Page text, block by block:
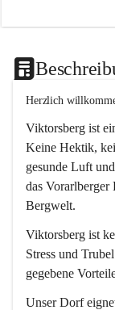
Herzlich
Viktorsberg ist
Keine Hektik,
gesunde Luft
das
Bergwelt.
Viktorsberg ist
Stress und
gegebene
Unser Dorf